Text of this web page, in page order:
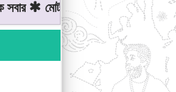
মোটরযান চালানোর সময় গতিসীমা